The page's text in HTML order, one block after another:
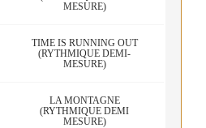
MESURE)
TIME IS RUNNING OUT
(RYTHMIQUE DEMI-
MESURE)
LA MONTAGNE
(RYTHMIQUE DEMI
MESURE)